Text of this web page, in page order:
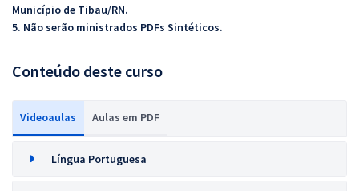
Município de Tibau/RN.
5. Não serão ministrados PDFs Sintéticos.
Conteúdo deste curso
Videoaulas Aulas em PDF
Língua Portuguesa